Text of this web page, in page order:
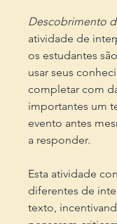
Descobrimento
atividade de
os estudantes
usar seus
completar com
importantes um
evento antes
a responder.
Esta atividade
diferentes de
texto,